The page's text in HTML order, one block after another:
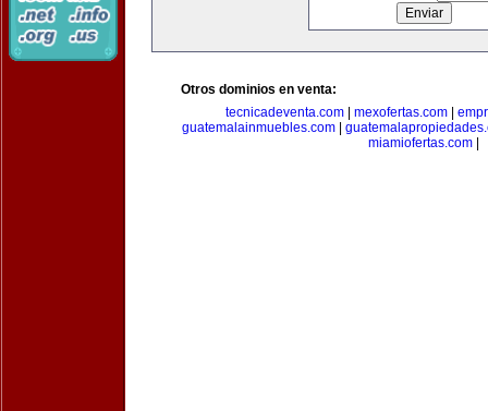
Otros dominios en venta:
tecnicadeventa.com
mexofertas.com
guatemalainmuebles.com
miamiofertas.com